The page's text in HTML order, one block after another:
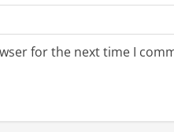
for the next time I